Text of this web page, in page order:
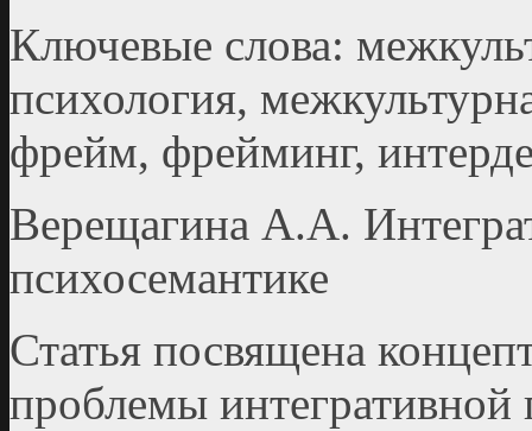
Ключевые слова:
психология,
фрейм, фрейминг,
Верещагина А.А.
психосемантике
Статья посвящена
проблемы интегративной